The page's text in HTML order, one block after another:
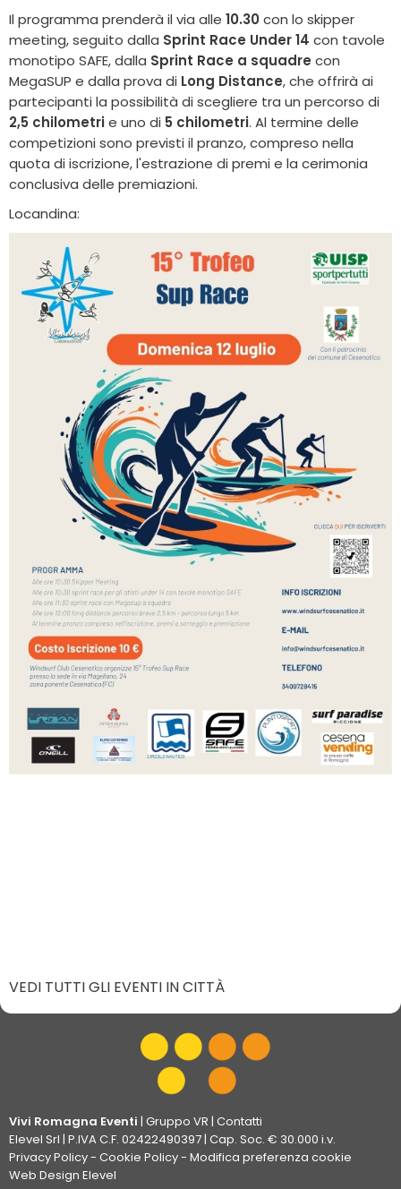
Il programma prenderà il via alle 10.30con lo skipper
meeting, seguito dalla Sprint Race Under 14 con tavole
monotipo SAFE, dalla Sprint Race a squadre con
MegaSUP e dalla prova di Long Distance, che offrirà ai
partecipanti la possibilità di scegliere tra un percorso di
2,5 chilometrie uno di 5 chilometri. Al termine delle
competizioni sono previsti il pranzo, compreso nella
quota di iscrizione, l'estrazione di premi e la cerimonia
conclusiva delle premiazioni.
Locandina:
VEDI TUTTI GLI EVENTI IN CITTÀ
Vivi Romagna Eventi | Gruppo VR | Contatti
Elevel Srl | P.IVA C.F. 02422490397 | Cap. Soc. € 30.000 i.v.
Privacy Policy- Cookie Policy- Modifica preferenza cookie
Web Design Elevel